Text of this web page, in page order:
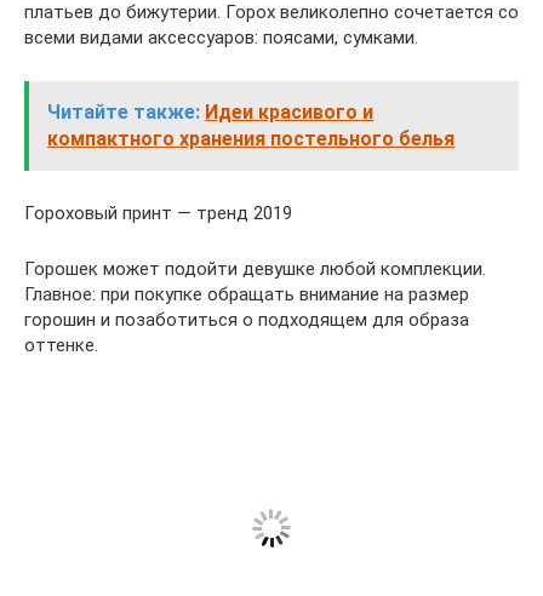
платьев до бижутерии. Горох великолепно сочетается со
всеми видами аксессуаров: поясами, сумками.
Читайте также: Идеи красивого и
компактного хранения постельного белья
Гороховый принт — тренд 2019
Горошек может подойти девушке любой комплекции.
Главное: при покупке обращать внимание на размер
горошин и позаботиться о подходящем для образа
оттенке.